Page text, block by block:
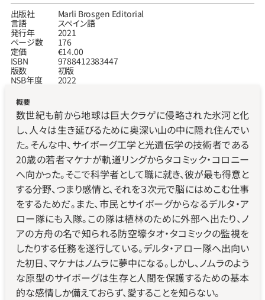
出版社
Marli Brosgen Editorial
言語
スペイン語
発行年
2021
ページ数
176
定価
€14.00
ISBN
9788412383447
版数
初版
NSB年度
2022
概要
数世紀も前から地球は巨大クラゲに侵略された氷河と化
し、人々は生き延びるために奥深い山の中に隠れ住んでい
た。そんな中、サイボーグ工学と光遺伝学の技術者である
20歳の若者マケナが軌道リングからタコミック・コロニー
へ向かった。そこで科学者として職に就き、彼が最も得意と
する分野、つまり感情と、それを３次元で脳にはめこむ仕事
をするためだ。また、市民とサイボーグからなるデルタ・ア
ロー隊にも入隊。この隊は植林のために外部へ出たり、ノ
アの方舟の名で知られる防空壕タオ・タコミックの監視を
したりする任務を遂行している。デルタ・アロー隊へ出向い
た初日、マケナはノムラに夢中になる。しかし、ノムラのよう
な原型のサイボーグは生存と人間を保護するための基本
的な感情しか備えておらず、愛することを知らない。